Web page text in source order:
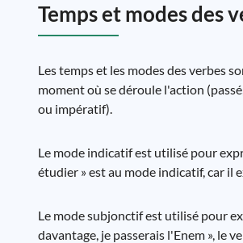
Temps et modes des
Les temps et les modes des verbes
moment où se déroule l'action
ou impératif).
Le mode indicatif est utilisé pour
étudier » est au mode indicatif, car il
Le mode subjonctif est utilisé pour
davantage, je passerais l'Enem », le